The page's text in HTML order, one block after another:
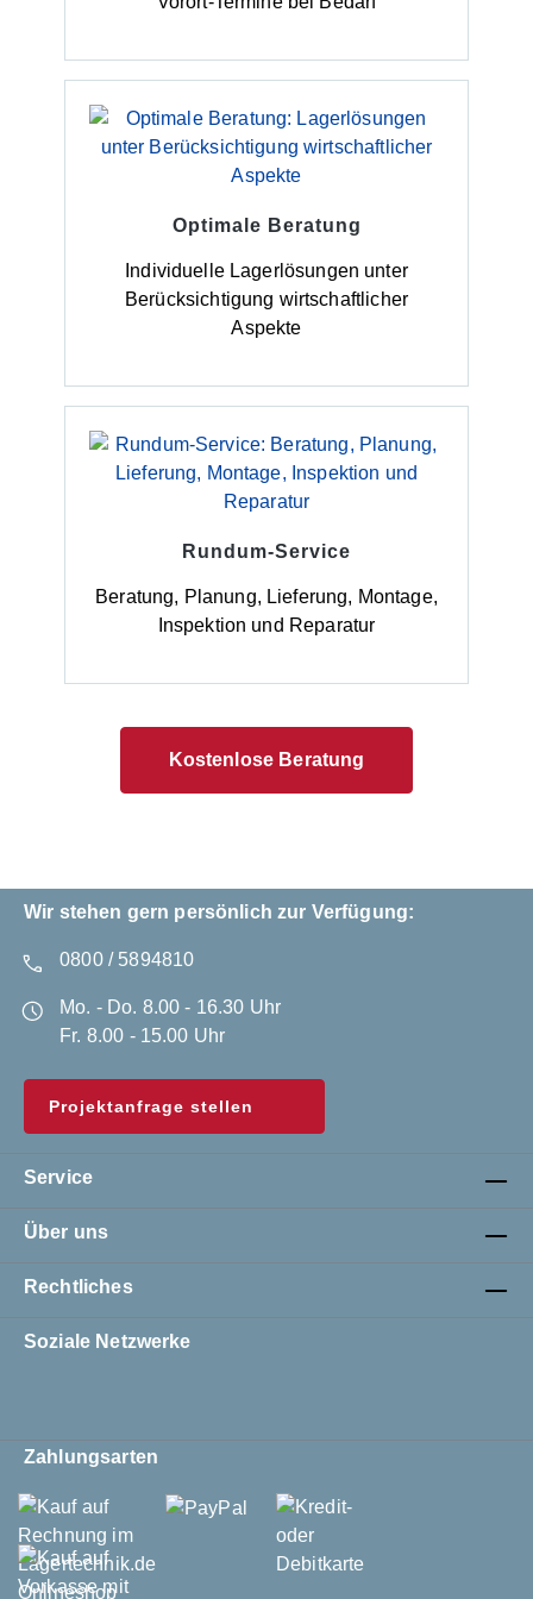
Optimale Beratung
Individuelle Lagerlösungen unter
Berücksichtigung wirtschaftlicher
Aspekte
Rundum-Service
Beratung, Planung, Lieferung, Montage,
Inspektion und Reparatur
Kostenlose Beratung
Wir stehen gern persönlich zur Verfügung:
0800 / 5894810
Mo. - Do. 8.00 - 16.30 Uhr
Fr. 8.00 - 15.00 Uhr
Projektanfrage stellen
Service
Über uns
Rechtliches
Soziale Netzwerke
Zahlungsarten